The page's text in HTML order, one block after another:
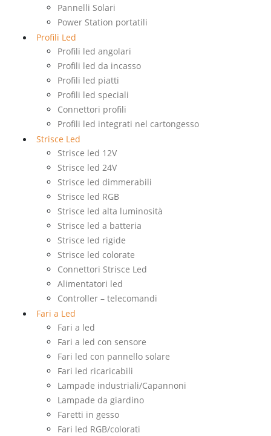
Pannelli Solari
Power Station portatili
Profili Led
Profili led angolari
Profili led da incasso
Profili led piatti
Profili led speciali
Connettori profili
Profili led integrati nel cartongesso
Strisce Led
Strisce led 12V
Strisce led 24V
Strisce led dimmerabili
Strisce led RGB
Strisce led alta luminosità
Strisce led a batteria
Strisce led rigide
Strisce led colorate
Connettori Strisce Led
Alimentatori led
Controller – telecomandi
Fari a Led
Fari a led
Fari a led con sensore
Fari led con pannello solare
Fari led ricaricabili
Lampade industriali/Capannoni
Lampade da giardino
Faretti in gesso
Fari led RGB/colorati